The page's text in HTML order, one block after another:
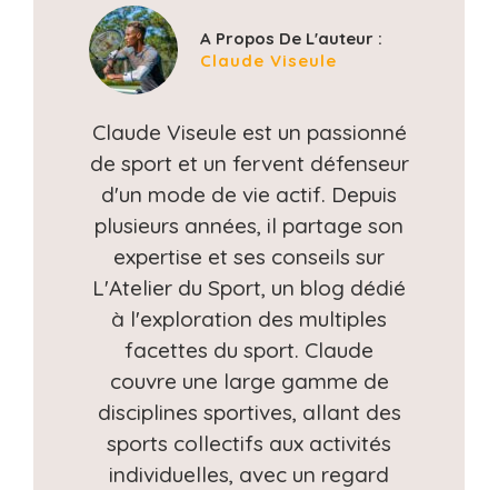
A Propos De L'auteur :
Claude Viseule
Claude Viseule est un passionné
de sport et un fervent défenseur
d'un mode de vie actif. Depuis
plusieurs années, il partage son
expertise et ses conseils sur
L'Atelier du Sport, un blog dédié
à l'exploration des multiples
facettes du sport. Claude
couvre une large gamme de
disciplines sportives, allant des
sports collectifs aux activités
individuelles, avec un regard